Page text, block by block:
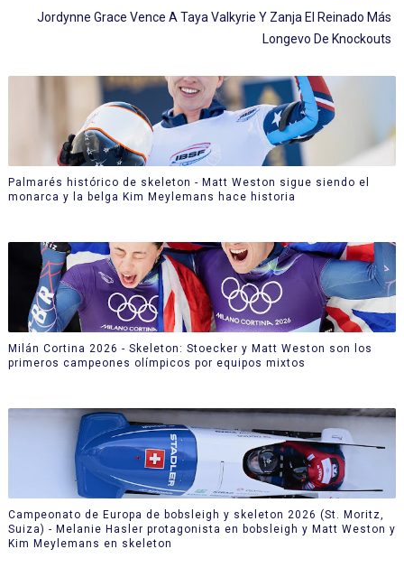
Jordynne Grace Vence A Taya Valkyrie Y Zanja El Reinado Más
Longevo De Knockouts
Palmarés histórico de skeleton - Matt Weston sigue siendo el
monarca y la belga Kim Meylemans hace historia
Milán Cortina 2026 - Skeleton: Stoecker y Matt Weston son los
primeros campeones olímpicos por equipos mixtos
Campeonato de Europa de bobsleigh y skeleton 2026 (St. Moritz,
Suiza) - Melanie Hasler protagonista en bobsleigh y Matt Weston y
Kim Meylemans en skeleton